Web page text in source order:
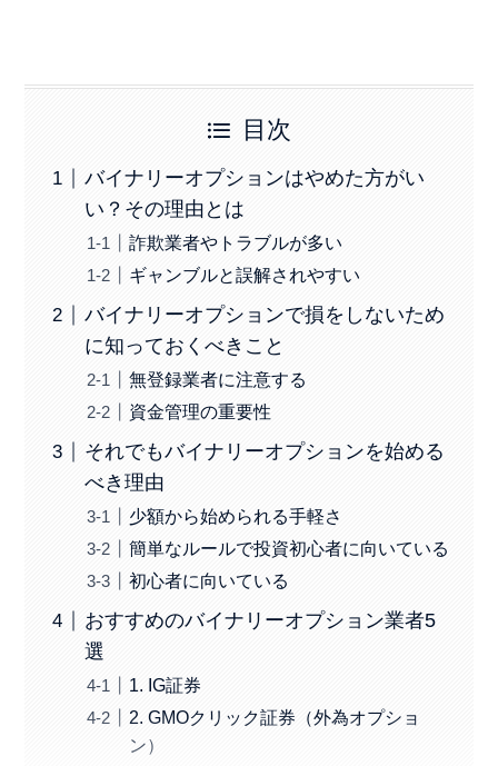
目次
バイナリーオプションはやめた方がい
い？その理由とは
詐欺業者やトラブルが多い
ギャンブルと誤解されやすい
バイナリーオプションで損をしないため
に知っておくべきこと
無登録業者に注意する
資金管理の重要性
それでもバイナリーオプションを始める
べき理由
少額から始められる手軽さ
簡単なルールで投資初心者に向いている
初心者に向いている
おすすめのバイナリーオプション業者5
選
1. IG証券
2. GMOクリック証券（外為オプショ
ン）